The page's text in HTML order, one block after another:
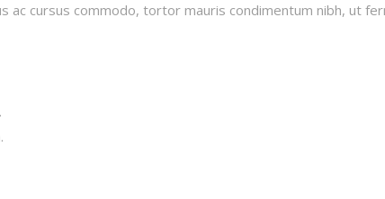
ac cursus commodo, tortor mauris condimentum nibh, ut